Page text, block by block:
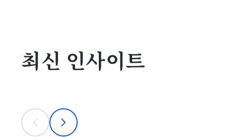
최신 인사이트
This is a carousel with individual cards. Use the previous and
prev
next